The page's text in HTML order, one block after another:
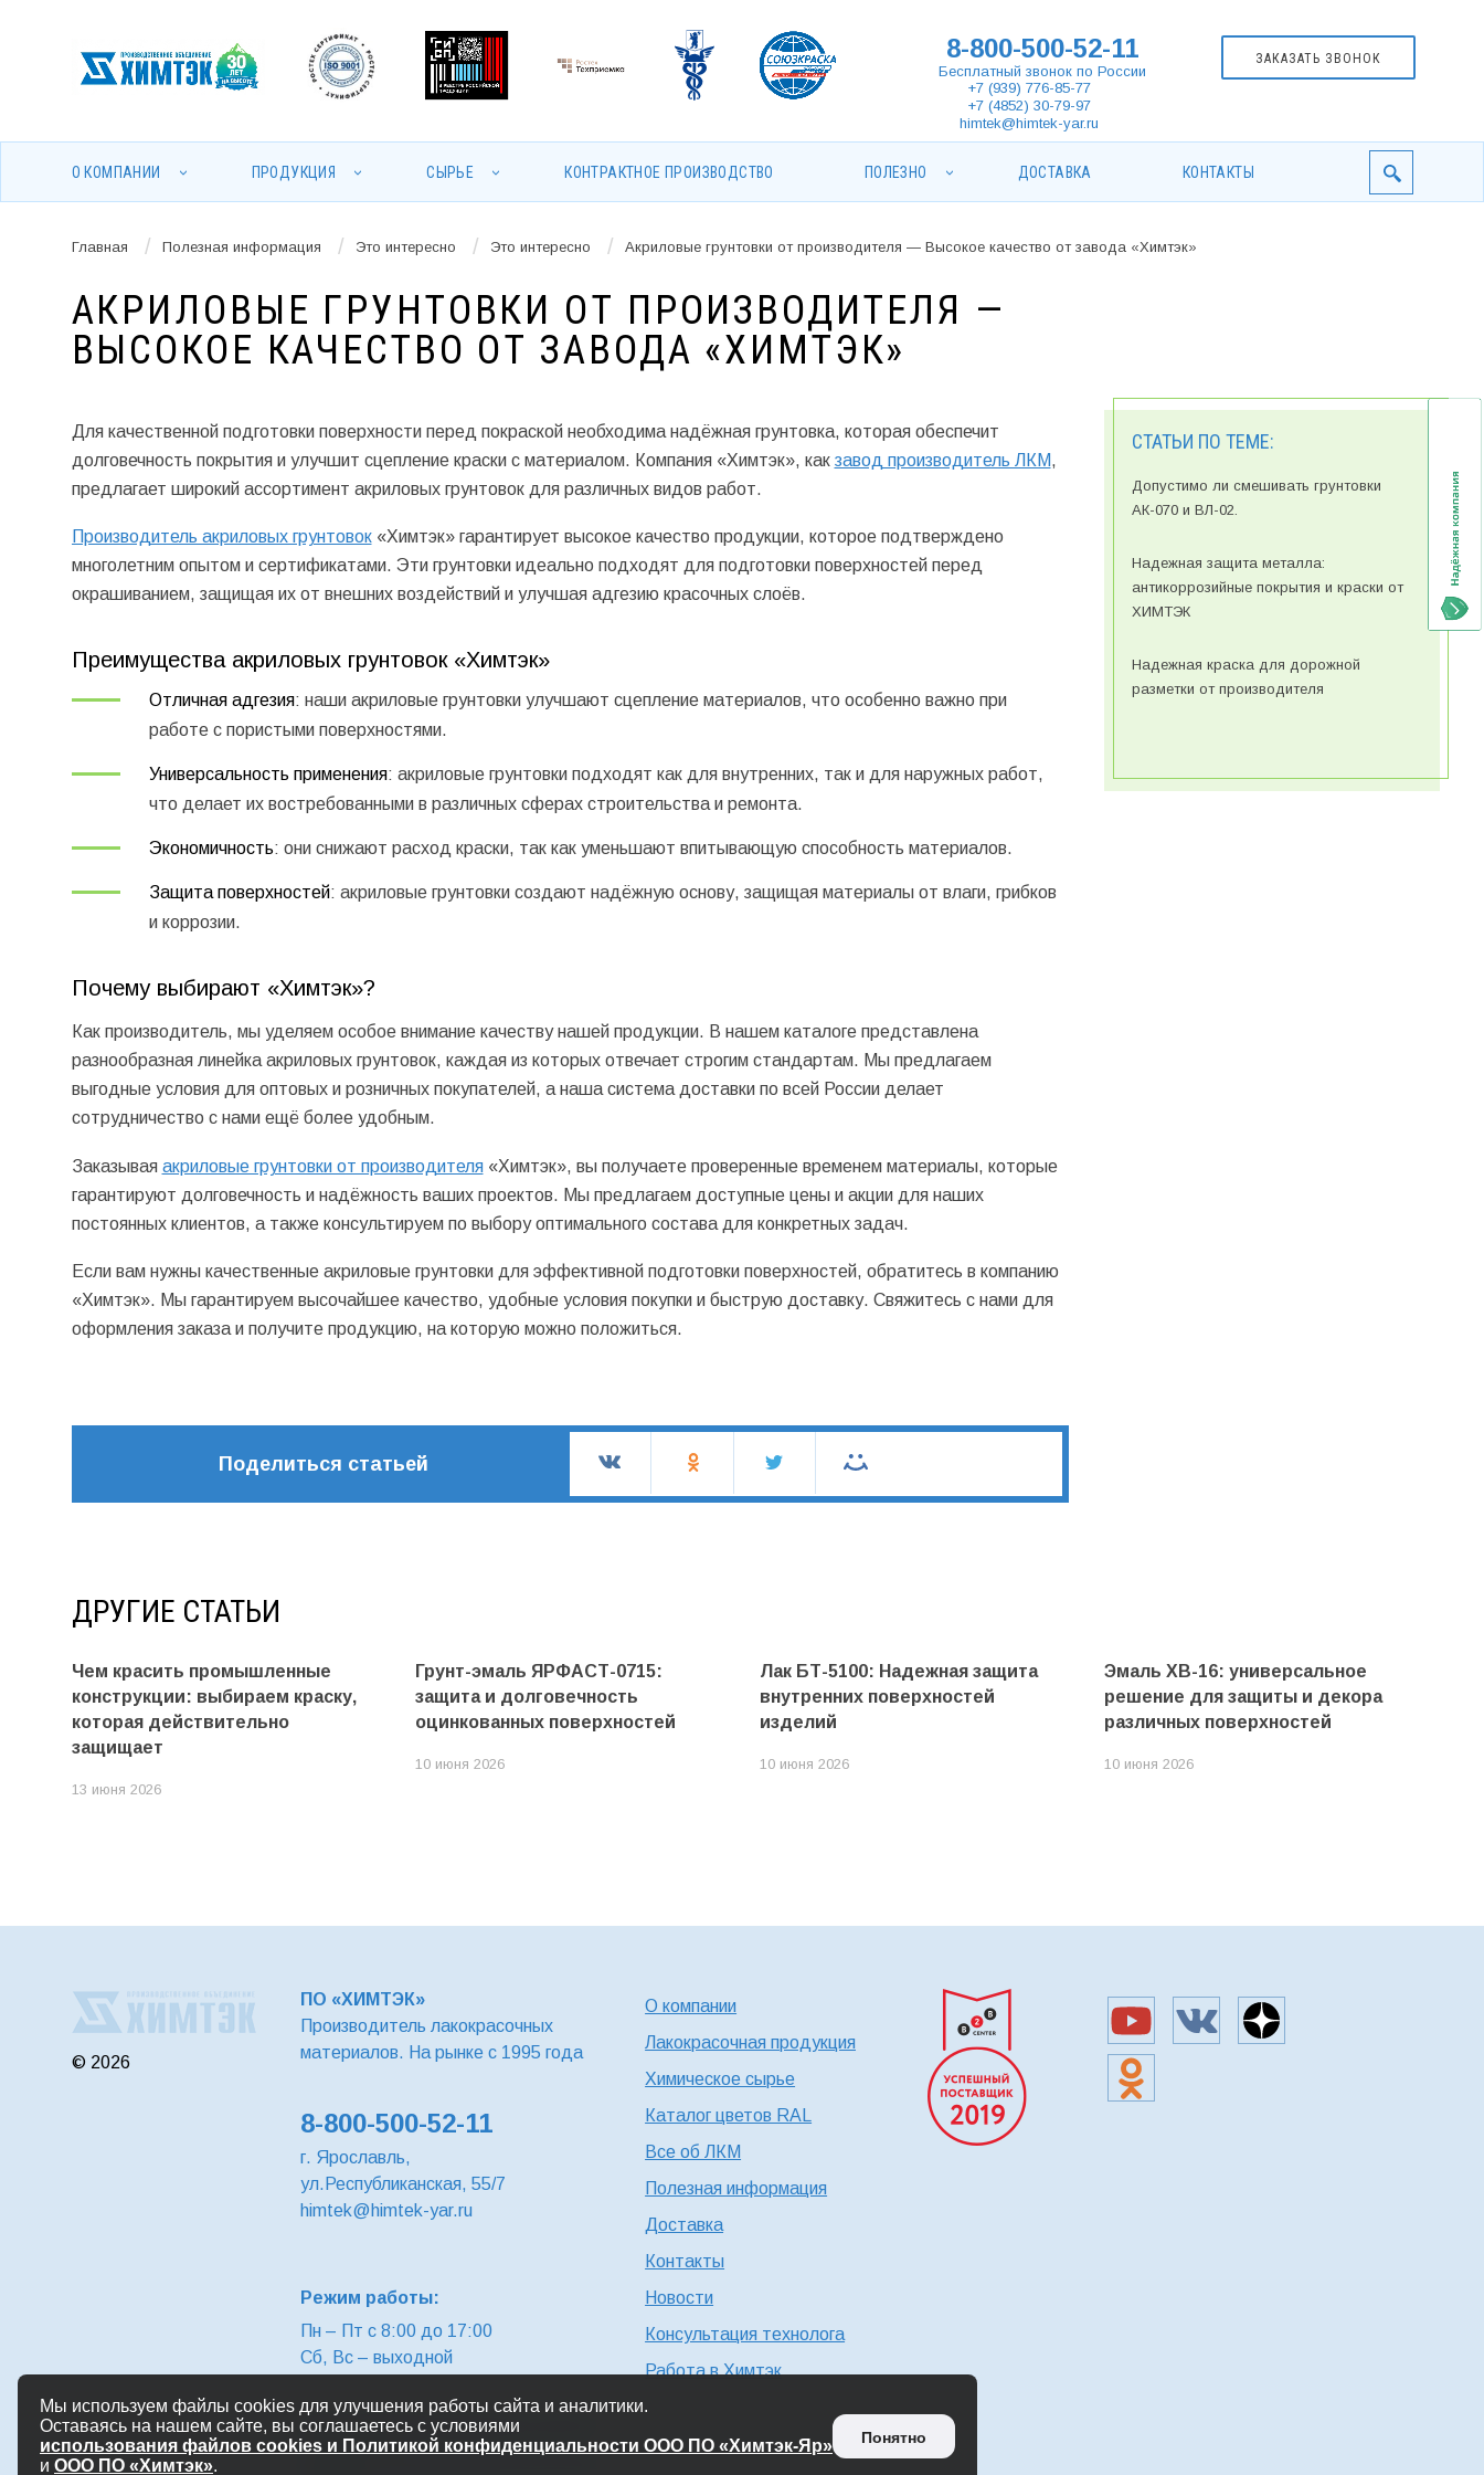
8-800-500-52-11
Бесплатный звонок по России
+7 (939) 776-85-77
+7 (4852) 30-79-97
himtek@himtek-yar.ru
ЗАКАЗАТЬ ЗВОНОК
О КОМПАНИИ ПРОДУКЦИЯ СЫРЬЕ КОНТРАКТНОЕ ПРОИЗВОДСТВО ПОЛЕЗНО ДОСТАВКА КОНТАКТЫ
Главная / Полезная информация / Это интересно / Это интересно / Акриловые грунтовки от производителя — Высокое качество от завода «Химтэк»
АКРИЛОВЫЕ ГРУНТОВКИ ОТ ПРОИЗВОДИТЕЛЯ —
ВЫСОКОЕ КАЧЕСТВО ОТ ЗАВОДА «ХИМТЭК»
Для качественной подготовки поверхности перед покраской необходима надёжная грунтовка, которая обеспечит
долговечность покрытия и улучшит сцепление краски с материалом. Компания «Химтэк», как завод производитель ЛКМ,
предлагает широкий ассортимент акриловых грунтовок для различных видов работ.
Производитель акриловых грунтовок«Химтэк» гарантирует высокое качество продукции, которое подтверждено
многолетним опытом и сертификатами. Эти грунтовки идеально подходят для подготовки поверхностей перед
окрашиванием, защищая их от внешних воздействий и улучшая адгезию красочных слоёв.
Преимущества акриловых грунтовок «Химтэк»
Отличная адгезия: наши акриловые грунтовки улучшают сцепление материалов, что особенно важно при
работе с пористыми поверхностями.
Универсальность применения: акриловые грунтовки подходят как для внутренних, так и для наружных работ,
что делает их востребованными в различных сферах строительства и ремонта.
Экономичность: они снижают расход краски, так как уменьшают впитывающую способность материалов.
Защита поверхностей: акриловые грунтовки создают надёжную основу, защищая материалы от влаги, грибков
и коррозии.
Почему выбирают «Химтэк»?
Как производитель, мы уделяем особое внимание качеству нашей продукции. В нашем каталоге представлена
разнообразная линейка акриловых грунтовок, каждая из которых отвечает строгим стандартам. Мы предлагаем
выгодные условия для оптовых и розничных покупателей, а наша система доставки по всей России делает
сотрудничество с нами ещё более удобным.
Заказывая акриловые грунтовки от производителя«Химтэк», вы получаете проверенные временем материалы, которые
гарантируют долговечность и надёжность ваших проектов. Мы предлагаем доступные цены и акции для наших
постоянных клиентов, а также консультируем по выбору оптимального состава для конкретных задач.
Если вам нужны качественные акриловые грунтовки для эффективной подготовки поверхностей, обратитесь в компанию
«Химтэк». Мы гарантируем высочайшее качество, удобные условия покупки и быструю доставку. Свяжитесь с нами для
оформления заказа и получите продукцию, на которую можно положиться.
Поделиться статьей
СТАТЬИ ПО ТЕМЕ:
Допустимо ли смешивать грунтовки
АК-070 и ВЛ-02.
Надежная защита металла:
антикоррозийные покрытия и краски от
ХИМТЭК
Надежная краска для дорожной
разметки от производителя
ДРУГИЕ СТАТЬИ
Чем красить промышленные
конструкции: выбираем краску,
которая действительно
защищает
13 июня 2026
Грунт-эмаль ЯРФАСТ-0715:
защита и долговечность
оцинкованных поверхностей
10 июня 2026
Лак БТ-5100: Надежная защита
внутренних поверхностей
изделий
10 июня 2026
Эмаль ХВ-16: универсальное
решение для защиты и декора
различных поверхностей
10 июня 2026
© 2026
ПО «ХИМТЭК»
Производитель лакокрасочных
материалов. На рынке с 1995 года
8-800-500-52-11
г. Ярославль,
ул.Республиканская, 55/7
himtek@himtek-yar.ru
Режим работы:
Пн – Пт с 8:00 до 17:00
Сб, Вс – выходной
Политика конфиденциальности ООО ПО
«Химтэк-Яр»
О компании
Лакокрасочная продукция
Химическое сырье
Каталог цветов RAL
Все об ЛКМ
Полезная информация
Доставка
Контакты
Новости
Консультация технолога
Работа в Химтэк
Мы используем файлы cookies для улучшения работы сайта и аналитики.
Оставаясь на нашем сайте, вы соглашаетесь с условиями
использования файлов cookies и Политикой конфиденциальности ООО ПО «Химтэк-Яр»
и ООО ПО «Химтэк».
Понятно